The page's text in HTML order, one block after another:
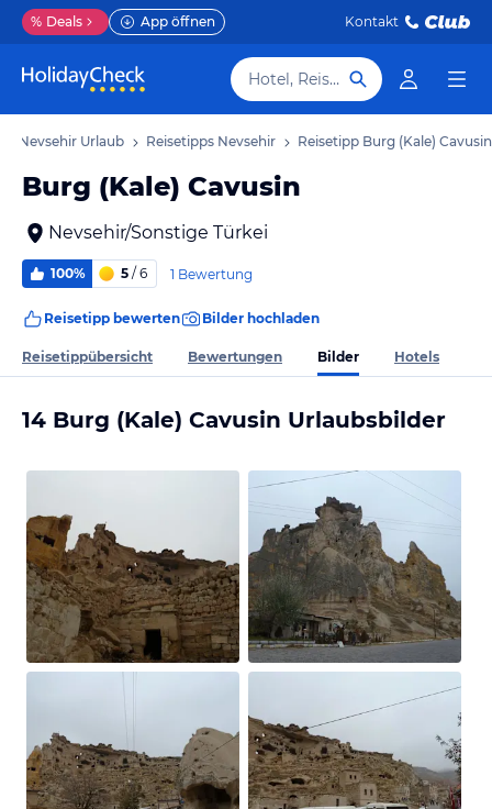
% Deals App öffnen Kontakt
Hotel, Reiseziel
Nevsehir Urlaub Reisetipps Nevsehir Reisetipp Burg (Kale) Cavusin
Burg (Kale) Cavusin
Nevsehir/Sonstige Türkei
100% 5 / 6 1 Bewertung
Reisetipp bewerten Bilder hochladen
Reisetippübersicht Bewertungen Bilder Hotels
14 Burg (Kale) Cavusin Urlaubsbilder